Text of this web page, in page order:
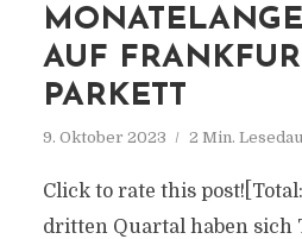
AUF
PARKETT
9. Oktober 2023 2 Min.
Click to rate this
dritten Quartal haben sich